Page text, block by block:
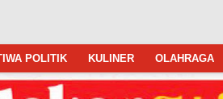
POLITIK KULINER OLAHRAGA